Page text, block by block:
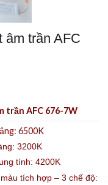
âm trần AFC
trần AFC 676-7W
6500K
3200K
tính: 4200K
tích hợp – 3 chế độ: